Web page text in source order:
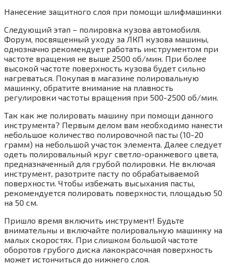
Нанесение защитного слоя при помощи шлифмашинки
Следующий этап – полировка кузова автомобиля.
Форум, посвященный уходу за ЛКП кузова машины,
однозначно рекомендует работать инструментом при
частоте вращения не выше 2500 об/мин. При более
высокой частоте поверхность кузова будет сильно
нагреваться. Покупая в магазине полировальную
машинку, обратите внимание на плавность
регулировки частоты вращения при 500-2500 об/мин.
Так как же полировать машину при помощи данного
инструмента? Первым делом вам необходимо нанести
небольшое количество полировочной пасты (10-20
грамм) на небольшой участок элемента. Далее следует
одеть полировальный круг светло-оранжевого цвета,
предназначенный для грубой полировки. Не включая
инструмент, разотрите пасту по обрабатываемой
поверхности. Чтобы избежать высыхания пасты,
рекомендуется полировать поверхности, площадью 50
на 50 см.
Пришло время включить инструмент! Будьте
внимательны и включайте полировальную машинку на
малых скоростях. При слишком большой частоте
оборотов грубого диска лакокрасочная поверхность
может истончиться до нижнего слоя.